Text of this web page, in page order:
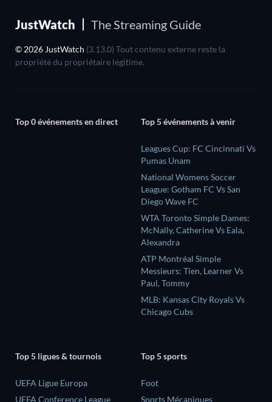
JustWatch The Streaming Guide
© 2026 JustWatch (3.13.0) Tout contenu externe reste la
propriété du propriétaire légitime.
Top 0 événements en direct Top 5 événements à venir
Leagues Cup: FC Cincinnati Vs
Pumas Unam
National Womens Soccer
League: Gotham FC Vs San
Diego Wave FC
WTA Toronto Simple Dames:
McNally, Catherine Vs Eala,
Alexandra
ATP Montréal Simple
Messieurs: Tien, Learner Vs
Paul, Tommy
MLB: Kansas City Royals Vs
Chicago Cubs
Top 5 ligues & tournois
UEFA Ligue Europa
UEFA Conference League
Top 5 sports
Foot
Sports Mécaniques